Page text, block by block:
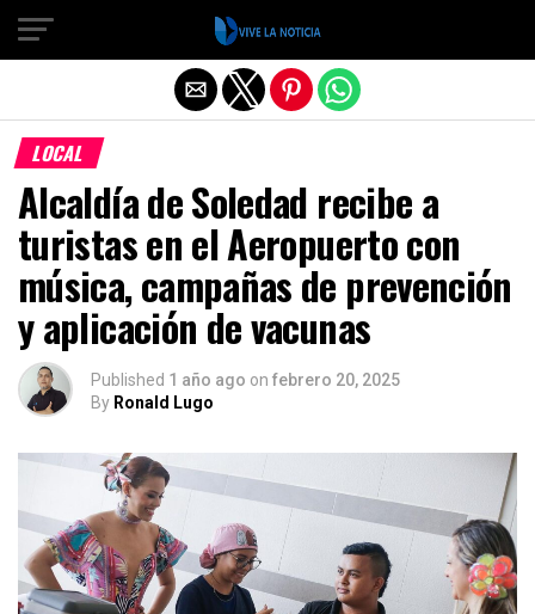
LOCAL
Alcaldía de Soledad recibe a
turistas en el Aeropuerto con
música, campañas de prevención
y aplicación de vacunas
Published 1 año ago on febrero 20, 2025
By Ronald Lugo
Salir de la versión móvil